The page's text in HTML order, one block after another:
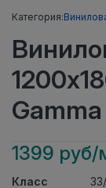
Категория:
1399 руб/
Класс